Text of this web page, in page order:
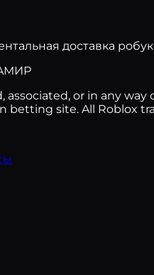
доставка
МИР
associated, or in any
betting site. All Roblox